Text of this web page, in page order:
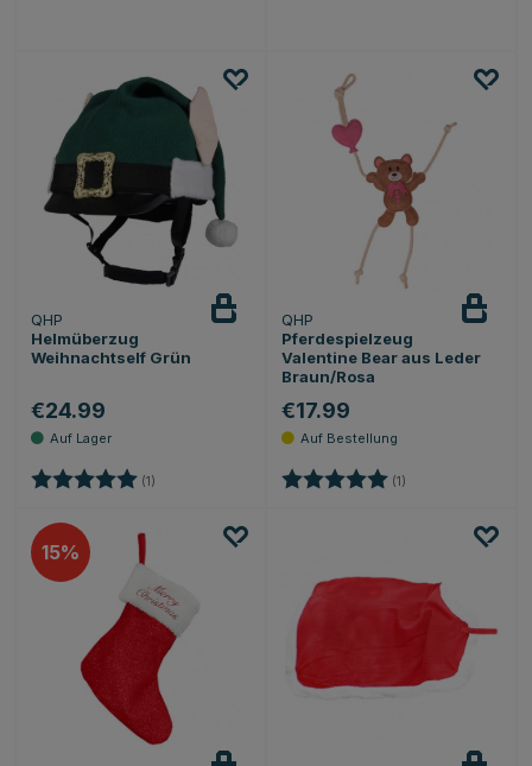
QHP
Helmüberzug
Weihnachtself Grün
€24.99
Bewertung: (1)
QHP
Pferdespielzeug
Valentine Bear aus Leder
Braun/Rosa
€17.99
Bewertung: (1)
15